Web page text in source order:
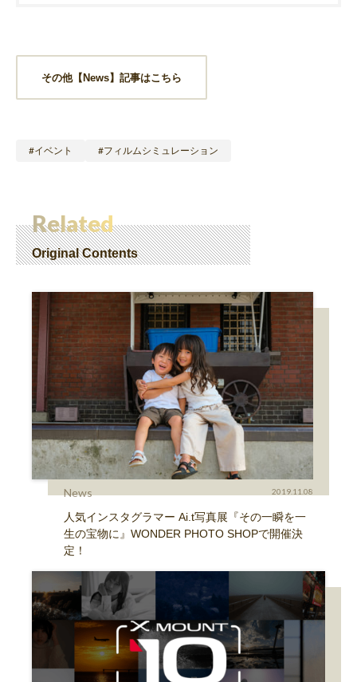
その他【News】記事はこちら
イベント フィルムシミュレーション
Related
Original Contents
News 2019.11.08
人気インスタグラマー Ai.t写真展『その一瞬を一
生の宝物に』WONDER PHOTO SHOPで開催決
定！